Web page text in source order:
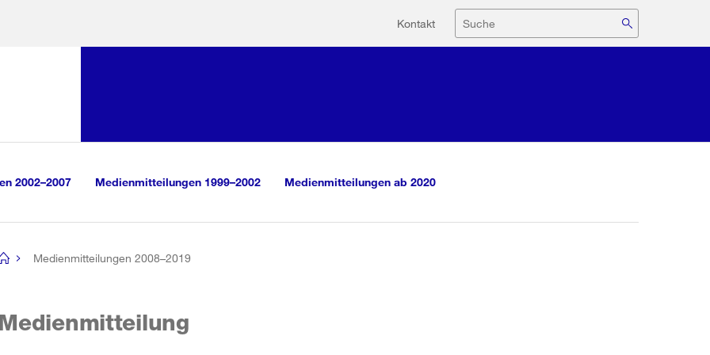
Hilfsnavigation
Kontakt Suche
2002–2007 Medienmitteilungen 1999–2002 Medienmitteilungen ab 2020
Medienmitteilungen 2008–2019